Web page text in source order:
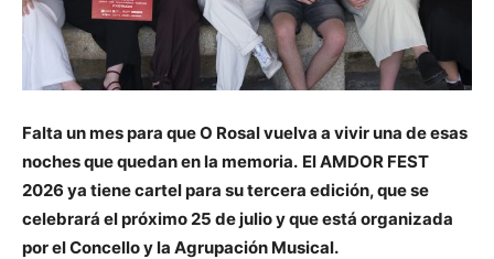
Falta un mes para que O Rosal vuelva a vivir una de esas
noches que quedan en la memoria. El AMDOR FEST
2026 ya tiene cartel para su tercera edición, que se
celebrará el próximo 25 de julio y que está organizada
por el Concello y la Agrupación Musical.